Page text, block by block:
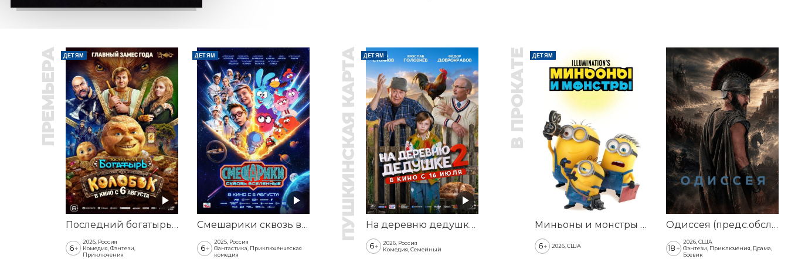
ПРЕМЬЕРА ДЕТЯМ
Последний богатырь. Колобок
6+
2026, Россия
Комедия, Фэнтези,
Приключения
ДЕТЯМ
Смешарики сквозь вселенные
6+
2025, Россия
Фантастика, Приключенческая
комедия
ПУШКИНСКАЯ КАРТА ДЕТЯМ
На деревню дедушке 2
6+
2026, Россия
Комедия, Семейный
В ПРОКАТЕ ДЕТЯМ
Миньоны и монстры (предс.обсл. & Три добрых дела)
6+ 2026, США
Одиссея (предс.обсл. & Три добрых дела)
18 +
2026, США
Фэнтези, Приключения, Драма,
Боевик